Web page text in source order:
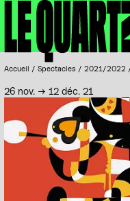
Panneau de gestion des cookies
Accueil
Accueil / Spectacles / 2021/2022
26 nov. → 12 déc. 21